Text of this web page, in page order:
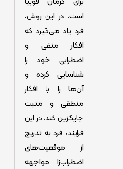
است. در این روش،
فرد یاد می‌گیرد که
افکار منفی و
اضطرابی خود را
شناسایی کرده و
آن‌ها را با افکار
منطقی و مثبت
جایگزین کند. در این
فرایند، فرد به تدریج
از موقعیت‌های
اضطراب‌زا مواجهه